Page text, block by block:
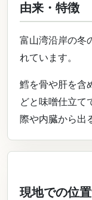
由来・特徴
富山湾沿岸の冬
れています。
鱈を骨や肝を含
どと味噌仕立て
際や内臓から出
現地での位